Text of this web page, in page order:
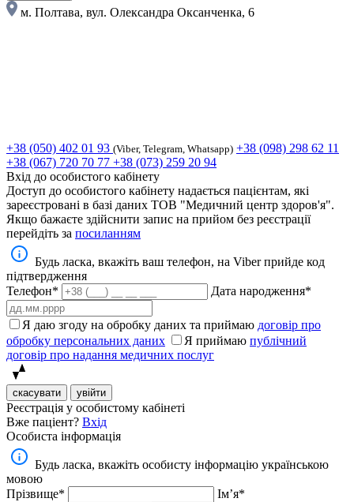
м. Полтава, вул. Олександра Оксанченка, 6
+38 (050) 402 01 93 (Viber, Telegram, Whatsapp) +38 (098) 298 62 11
+38 (067) 720 70 77 +38 (073) 259 20 94
Вхід до особистого кабінету
Доступ до особистого кабінету надається пацієнтам, які
зареєстровані в базі даних ТОВ "Медичний центр здоров'я".
Якщо бажаєте здійснити запис на прийом без реєстрації
перейдіть за посиланням
Будь ласка, вкажіть ваш телефон, на Viber прийде код
підтвердження
Телефон*
Дата народження*
Я даю згоду на обробку даних та приймаю договір про
обробку персональних даних
Я приймаю публічний
договір про надання медичних послуг
скасувати увійти
Реєстрація у особистому кабінеті
Вже паціент? Вхід
Особиста інформація
Будь ласка, вкажіть особисту інформацію українською
мовою
Прізвище*
Імʼя*